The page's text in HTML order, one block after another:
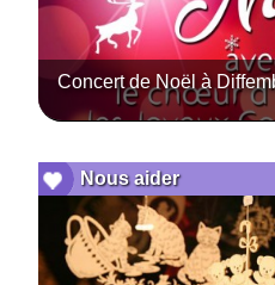
Concert de Noël à
Nous aider